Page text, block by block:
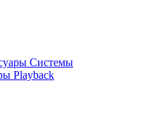
Системы
Playback